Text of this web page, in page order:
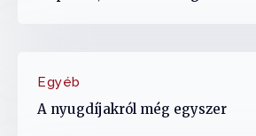
Egyéb
A nyugdíjakról még egyszer